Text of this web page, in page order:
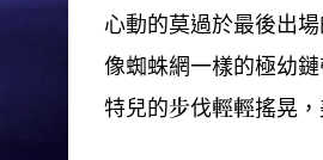
心動的莫過於最後出
像蜘蛛網一樣的極幼
特兒的步伐輕輕搖晃 ，